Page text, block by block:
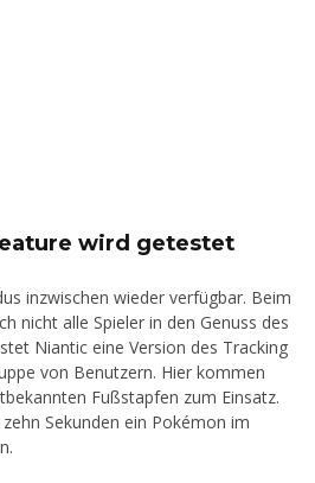
wird getestet
inzwischen wieder verfügbar. Beim
nicht alle Spieler in den Genuss des
Niantic eine Version des Tracking
von Benutzern. Hier kommen
Fußstapfen zum Einsatz.
Sekunden ein Pokémon im